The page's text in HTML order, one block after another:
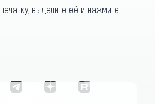
выделите её и нажмите